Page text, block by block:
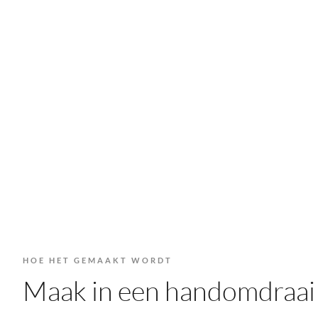
HOE HET GEMAAKT WORDT
Maak in een